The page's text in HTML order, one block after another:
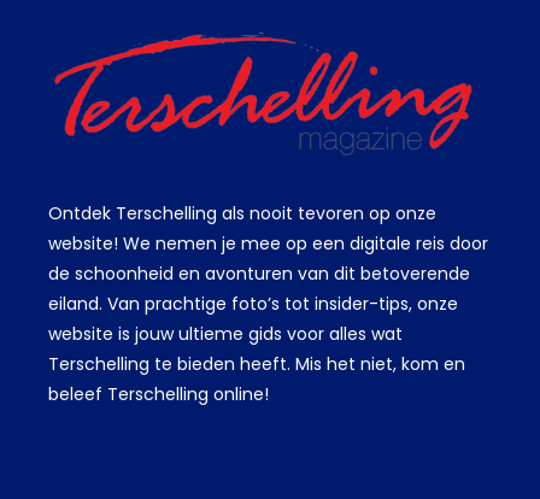
Ontdek Terschelling als nooit tevoren op onze
website! We nemen je mee op een digitale reis door
de schoonheid en avonturen van dit betoverende
eiland. Van prachtige foto’s tot insider-tips, onze
website is jouw ultieme gids voor alles wat
Terschelling te bieden heeft. Mis het niet, kom en
beleef Terschelling online!